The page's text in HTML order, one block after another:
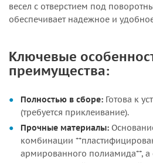
весел с отверстием под
обеспечивает надежное и
Ключевые
преимущества:
Полностью в сборе: Готова к
(требуется приклеивание).
Прочные материалы:
комбинации
армированного полиамида**, а